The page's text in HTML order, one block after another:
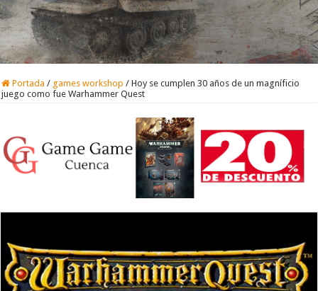
Portada / games workshop / Hoy se cumplen 30 años de un magníficio
juego como fue Warhammer Quest